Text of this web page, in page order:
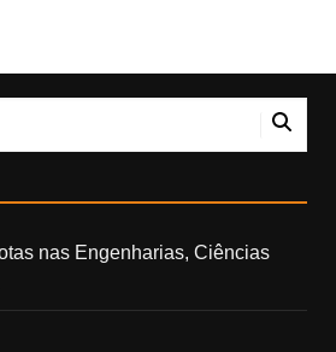
nas Engenharias, Ciências